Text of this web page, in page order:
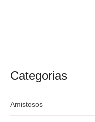
argentino
Categorias
Amistosos